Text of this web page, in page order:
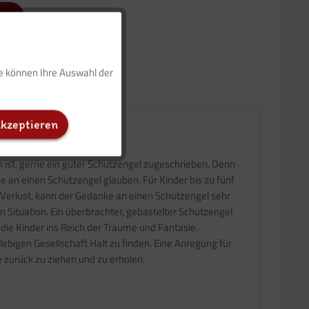
gerne ein guter Schutzengel zugeschrieben. Denn
einen Schutzengel glauben. Für Kinder bis zu fünf
kann der Gedanke an einen Schutzengel sehr
Ein überbrachter, gebastelter Schutzengel
Kinder ins Reich der Träume und Fantasie.
Gesellschaft Halt zu finden. Eine Anregung für
zu ziehen und zu erholen.
Inaktiv
Inaktiv
können Ihre Auswahl der